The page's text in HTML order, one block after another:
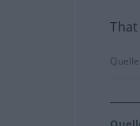
Quelle: